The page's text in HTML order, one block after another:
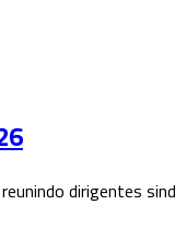
dirigentes